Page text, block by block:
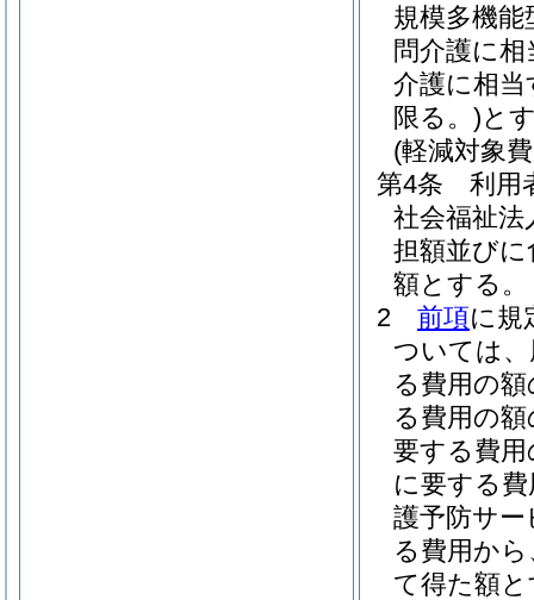
規模多機
問介護に
介護に相当
限る。)と
(軽減対象
第4条
利用
社会福祉
担額並びに
額とする。
2
前項に規
ついては
る費用の
る費用の
要する費
に要する
護予防サ
る費用か
て得た額